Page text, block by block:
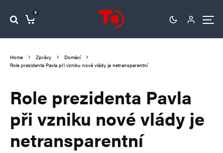
0
Home Zprávy
Domácí
Role prezidenta Pavla při vzniku nové vlády je netransparentní
Role prezidenta Pavla
při vzniku nové vlády je
netransparentní